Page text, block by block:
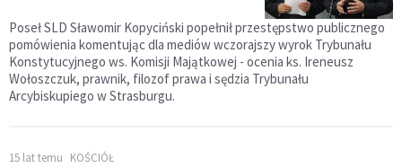
Poseł SLD Sławomir Kopyciński popełnił przestępstwo publicznego
pomówienia komentując dla mediów wczorajszy wyrok Trybunału
Konstytucyjnego ws. Komisji Majątkowej - ocenia ks. Ireneusz
Wołoszczuk, prawnik, filozof prawa i sędzia Trybunału
Arcybiskupiego w Strasburgu.
15 lat temu KOŚCIÓŁ